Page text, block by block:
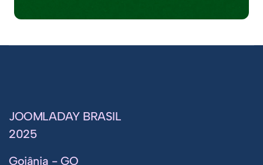
JOOMLADAY BRASIL
2025
Goiânia - GO